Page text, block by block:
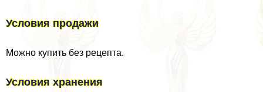
Условия продажи
Можно купить без рецепта.
Условия хранения